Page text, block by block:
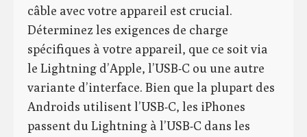
câble avec votre appareil est crucial.
Déterminez les exigences de charge
spécifiques à votre appareil, que ce soit via
le Lightning d’Apple, l’USB-C ou une autre
variante d’interface. Bien que la plupart des
Androids utilisent l’USB-C, les iPhones
passent du Lightning à l’USB-C dans les